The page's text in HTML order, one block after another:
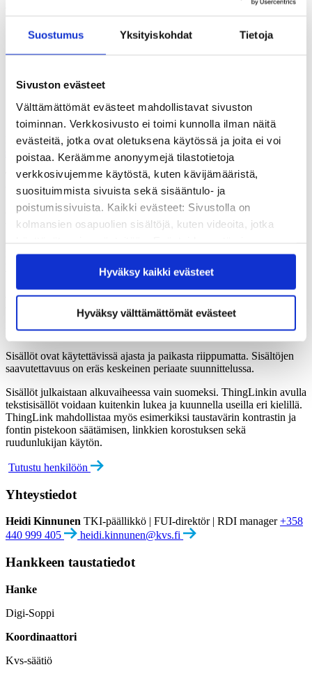
Suostumus Yksityiskohdat Tietoja
Sivuston evästeet
Välttämättömät evästeet mahdollistavat sivuston
toiminnan. Verkkosivusto ei toimi kunnolla ilman näitä
evästeitä, jotka ovat oletuksena käytössä ja joita ei voi
poistaa. Keräämme anonyymejä tilastotietoja
verkkosivujemme käytöstä, kuten kävijämääristä,
suosituimmista sivuista sekä sisääntulo- ja
poistumissivuista. Kaikki evästeet: Sivustolla on
kolmansien osapuolien sisältöjä, kuten videoita, jotka
saattaa estää näiden sisältöjen näkymisen.
Hyväksymällä kaikki evästeet varmistat, että kaikki
sisältö on käytettävissäsi.
Hyväksy kaikki evästeet
Hyväksy välttämättömät evästeet
Sopen verkkonäyttelyn sisällöt jakautuvat seitsemään eri teemaan:
Demokratia
Kansalaisaktiivisuus
Lukutaito
Sivistys
Lisäksi oman teemaosionsa saa tiedekeskus Sopen ylläpitäjä,Kvs-
säätiö (Kansanvalistusseura sr.).
Tekstisisältöjä täydentävät ja tukevat monipuolisesti kuvitus sekä
video- ja audioleikkeet.
Kohderyhmät
verkkonäyttelyn aihepiiristä ja teemoista kiinnostuneet.
Kieliversiot ja saavutettavuus
Digi-Soppi toteutetaan interaktiivisella ThingLink-julkaisualustalla.
Sisällöt ovat käytettävissä ajasta ja paikasta riippumatta. Sisältöjen
saavutettavuus on eräs keskeinen periaate suunnittelussa.
Sisällöt julkaistaan alkuvaiheessa vain suomeksi. ThingLinkin avulla
tekstisisällöt voidaan kuitenkin lukea ja kuunnella useilla eri kielillä.
ThingLink mahdollistaa myös esimerkiksi taustavärin kontrastin ja
fontin pistekoon säätämisen, linkkien korostuksen sekä
ruudunlukijan käytön.
Tutustu henkilöön
Yhteystiedot
Heidi Kinnunen TKI-päällikkö | FUI-direktör | RDI manager +358
440 999 405
heidi.kinnunen@kvs.fi
Hankkeen taustatiedot
Hanke
Digi-Soppi
Koordinaattori
Kvs-säätiö